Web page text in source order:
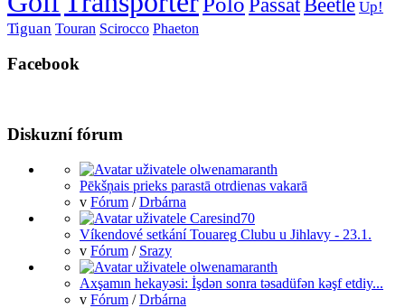
Up!
Tiguan Touran Scirocco Phaeton
Facebook
Diskuzní fórum
Pēkšņais prieks parastā otrdienas vakarā
v Fórum /Drbárna
Víkendové setkání Touareg Clubu u Jihlavy - 23.1.
v Fórum / Srazy
Axşamın hekayəsi: İşdən sonra təsadüfən kəşf etdiy...
v Fórum /Drbárna